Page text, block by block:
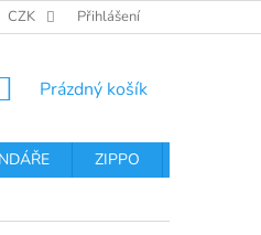
PODMÍNKY OCHRANY OSOBNÍCH
CZK Přihlášení
NÁKUPNÍ
Prázdný košík
ZIPPO